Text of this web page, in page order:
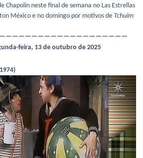
Chapolin neste final de semana no Las Estrellas
México e no domingo por motivos de Tchuim
feira, 13 de outubro de 2025